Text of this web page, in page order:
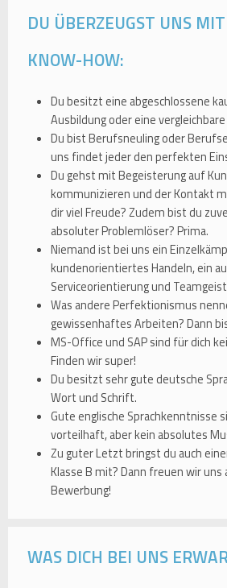
DU ÜBERZEUGST UNS
KNOW-HOW:
Du besitzt eine abgeschlossene
Ausbildung oder eine
Du bist Berufsneuling oder
uns findet jeder den perfekten
Du gehst mit Begeisterung auf
kommunizieren und der Kontakt
dir viel Freude? Zudem bist du
absoluter Problemlöser? Prima.
Niemand ist bei uns ein
kundenorientiertes Handeln, ein
Serviceorientierung und
Was andere Perfektionismus
gewissenhaftes Arbeiten? Dann
MS-Office und SAP sind für dich
Finden wir super!
Du besitzt sehr gute deutsche
Wort und Schrift.
Gute englische Sprachkenntnisse
vorteilhaft, aber kein absolutes
Zu guter Letzt bringst du auch
Klasse B mit? Dann freuen wir uns
Bewerbung!
WAS DICH BEI UNS